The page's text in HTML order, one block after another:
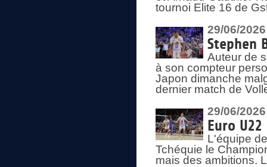
tournoi Elite 16 de
29/06/2026
Stephen
Auteur de
à son compteur
Japon dimanche
dernier match de
29/06/2026
Euro
L'équipe
Tchéquie le
mais des ambitions.